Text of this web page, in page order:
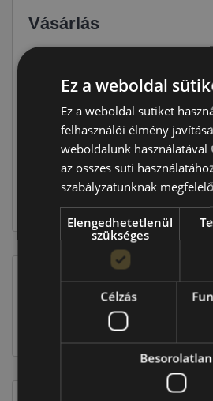
Vásárlás
Kosárba
EU-s abroncscímke
Ez a weboldal
Ez a weboldal sütiket
felhasználói élmény
weboldalunk használatával
az összes süti
szabályzatunknak
Elengedhetetlenül
szükséges
Célzás
Besorolatlan